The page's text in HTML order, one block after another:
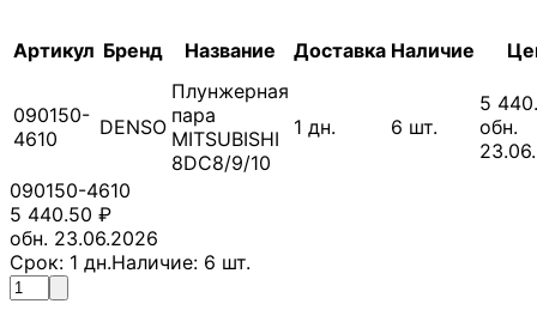
Артикул Бренд Название Доставка Наличие
090150-
4610
DENSO
Плунжерная
пара
MITSUBISHI
8DC8/9/10
1 дн. 6 шт.
5
обн.
090150-4610
5 440.50 ₽
обн. 23.06.2026
Срок: 1 дн.Наличие: 6 шт.